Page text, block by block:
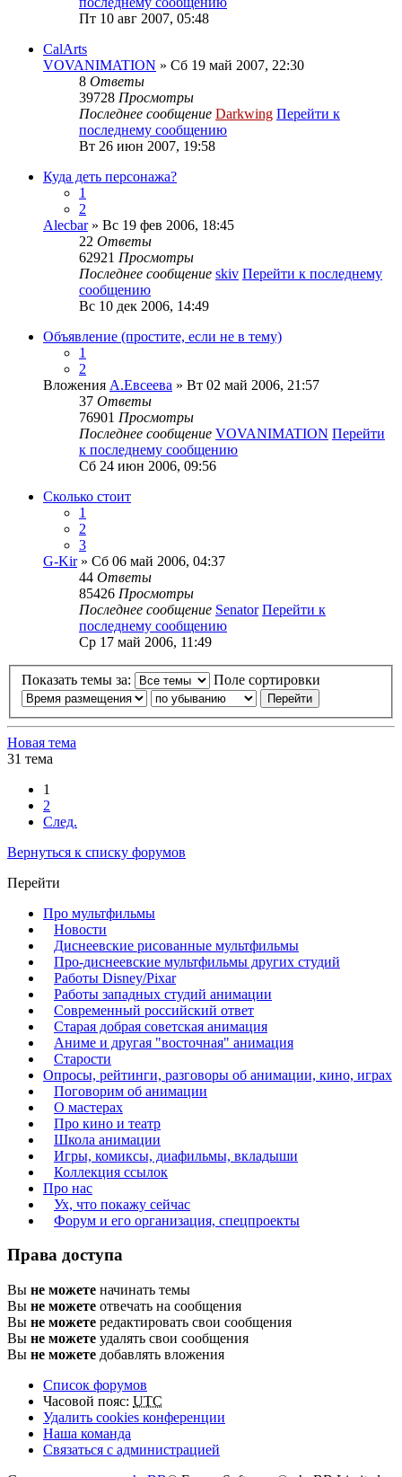
Пт 10 авг 2007, 05:48
CalArts
VOVANIMATION » Сб 19 май 2007, 22:30
8 Ответы
39728 Просмотры
Последнее сообщение Darkwing Перейти к
последнему сообщению
Вт 26 июн 2007, 19:58
Куда деть персонажа?
1
2
Alecbar» Вс 19 фев 2006, 18:45
22 Ответы
62921 Просмотры
Последнее сообщение skiv Перейти к последнему
сообщению
Вс 10 дек 2006, 14:49
Объявление (простите, если не в тему)
1
2
Вложения А.Евсеева » Вт 02 май 2006, 21:57
37 Ответы
76901 Просмотры
Последнее сообщение VOVANIMATION Перейти
к последнему сообщению
Сб 24 июн 2006, 09:56
Сколько стоит
1
2
3
G-Kir» Сб 06 май 2006, 04:37
44 Ответы
85426 Просмотры
Последнее сообщение Senator Перейти к
последнему сообщению
Ср 17 май 2006, 11:49
Показать темы за: Поле сортировки
Новая тема
31 тема
1
2
След.
Вернуться к списку форумов
Перейти
Про мультфильмы
Новости
Диснеевские рисованные мультфильмы
Про-диснеевские мультфильмы других студий
Работы Disney/Pixar
Работы западных студий анимации
Современный российский ответ
Старая добрая советская анимация
Аниме и другая "восточная" анимация
Старости
Опросы, рейтинги, разговоры об анимации, кино, играх
Поговорим об анимации
О мастерах
Про кино и театр
Школа анимации
Игры, комиксы, диафильмы, вкладыши
Коллекция ссылок
Про нас
Ух, что покажу сейчас
Форум и его организация, спецпроекты
Права доступа
Вы не можете начинать темы
Вы не можете отвечать на сообщения
Вы не можете редактировать свои сообщения
Вы не можете удалять свои сообщения
Вы не можете добавлять вложения
Список форумов
Часовой пояс: UTC
Удалить cookies конференции
Наша команда
Связаться с администрацией